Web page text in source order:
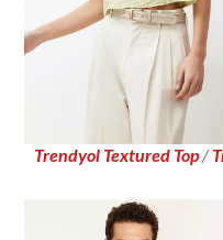
Trendyol Textured Top/